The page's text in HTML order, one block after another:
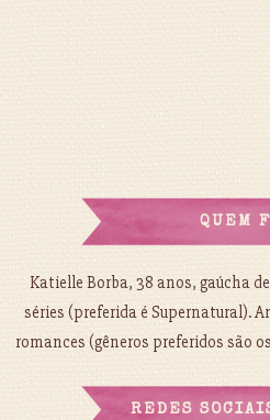
QUEM
Katielle Borba, 38 anos, gaúcha
séries (preferida é Supernatural).
romances (gêneros preferidos são
REDES